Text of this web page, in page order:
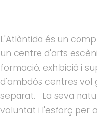
L'Atlàntida és un
un centre d'arts
formació, exhibició i
d'ambdós centres vol
separat. La seva
voluntat i l'esforç per